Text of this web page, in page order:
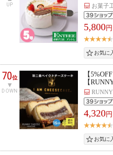
UP お菓子
5,800円
70位
DOWN
【
【
4,320円